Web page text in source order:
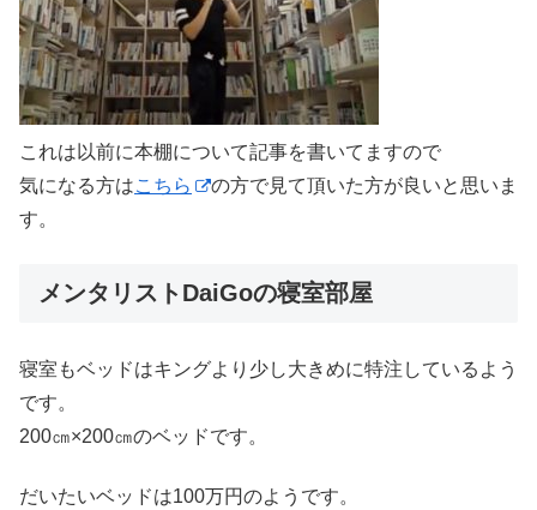
これは以前に本棚について記事を書いてますので
気になる方はこちら
の方で見て頂いた方が良いと思いま
す。
メンタリストDaiGoの寝室部屋
寝室もベッドはキングより少し大きめに特注しているよう
です。
200㎝×200㎝のベッドです。
だいたいベッドは100万円のようです。